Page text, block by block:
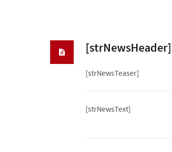
[strNewsHeader]
[strNewsTeaser]
[strNewsText]